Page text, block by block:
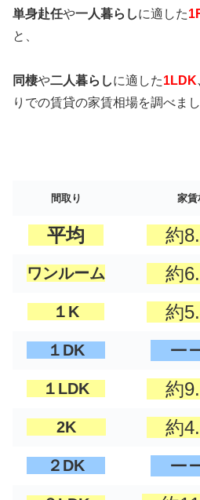
単身赴任や一人暮らしに適した
と、
同棲や二人暮らしに適した1LDK
りでの賃貸の家賃相場を調べまし
間取り 家賃
平均 約
ワンルーム 約
１K 約
１DK ー
１LDK 約
2K 約
２DK ー